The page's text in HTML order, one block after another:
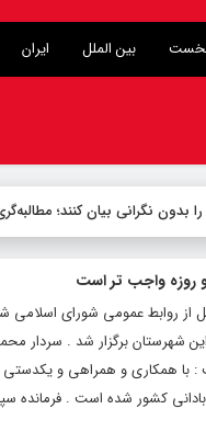
بین الملل ایران
بدون نگرانی بیان کنند؛
روزه واجب تر است
از روابط عمومی شورای
شهرستان برگزار شد . سردار
کشور شده است . فرمانده سپاه